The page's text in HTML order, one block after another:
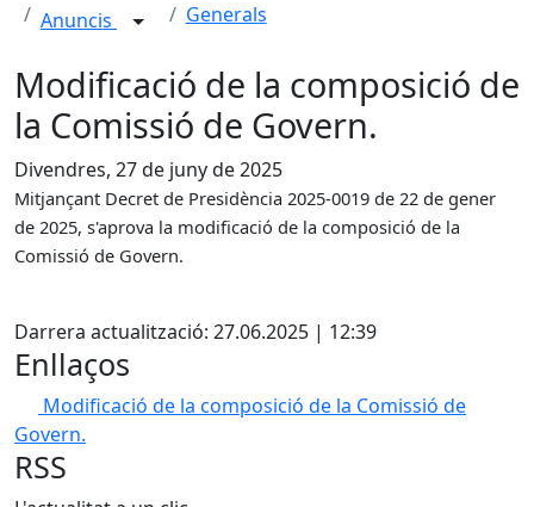
Anuncis
Generals
Modificació de la composició de
la Comissió de Govern.
Divendres, 27 de juny de 2025
Mitjançant Decret de Presidència 2025-0019 de 22 de gener
de 2025, s'aprova la modificació de la composició de la
Comissió de Govern.
Darrera actualització: 27.06.2025 | 12:39
Enllaços
Modificació de la composició de la Comissió de
Govern.
RSS